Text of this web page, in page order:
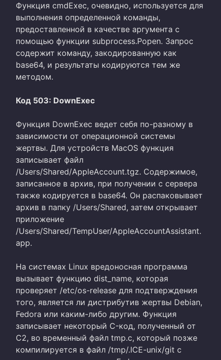
Функция cmdExec, очевидно, используется для
выполнения определенной команды,
предоставленной в качестве аргумента с
помощью функции subprocess.Popen. Запрос
содержит команду, закодированную как
base64, и результаты кодируются тем же
методом.
Код 503: DownExec
Функция DownExec ведет себя по-разному в
зависимости от операционной системы
жертвы. Для устройств MacOS функция
записывает файл
/Users/Shared/AppleAccount.tgz. Содержимое,
записанное в архив, при получении с сервера
также кодируется в base64. Он распаковывает
архив в папку /Users/Shared, затем открывает
приложение
/Users/Shared/TempUser/AppleAccountAssistant.
app.
На системах Linux вредоносная программа
вызывает функцию dist_name, которая
проверяет /etc/os-release для подтверждения
того, является ли дистрибутив жертвы Debian,
Fedora или каким-либо другим. Функция
записывает некоторый C-код, полученный от
C2, во временный файл tmp.c, который позже
компилируется в файл /tmp/.ICE-unix/git с